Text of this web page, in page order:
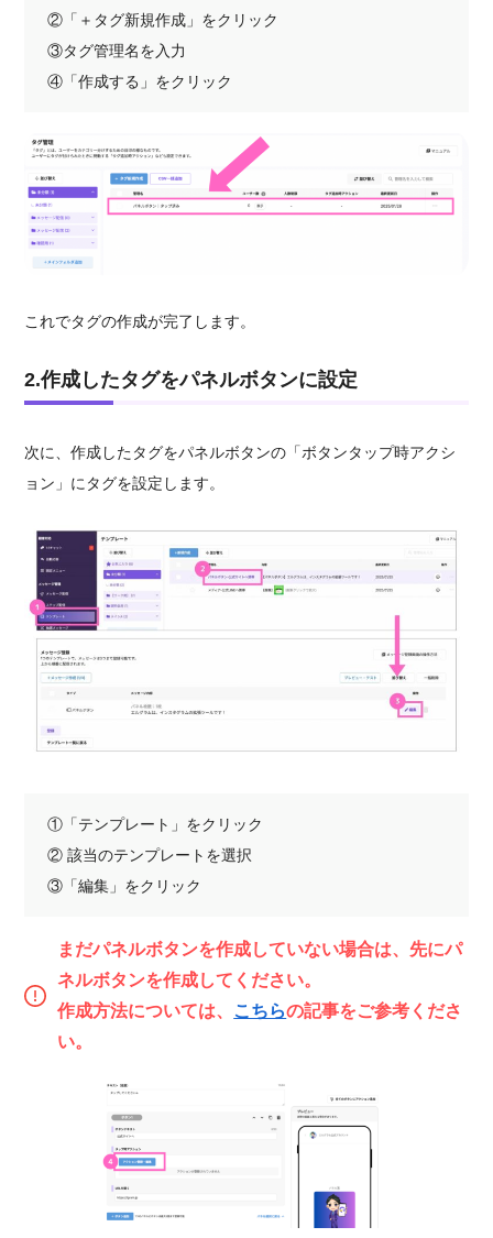
②「＋タグ新規作成」をクリック
③タグ管理名を入力
④「作成する」をクリック
これでタグの作成が完了します。
2.作成したタグをパネルボタンに設定
次に、作成したタグをパネルボタンの「ボタンタップ時アクシ
ョン」にタグを設定します。
①「テンプレート」をクリック
② 該当のテンプレートを選択
③「編集」をクリック
まだパネルボタンを作成していない場合は、先にパ
ネルボタンを作成してください。
作成方法については、
こちらの記事をご参考くださ
い。